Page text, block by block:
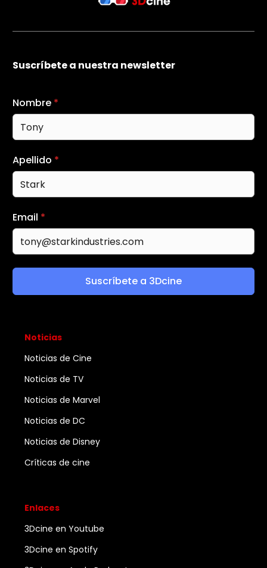
Suscríbete a nuestra newsletter
Nombre *
Apellido *
Email *
Suscríbete a 3Dcine
Noticias
Noticias de Cine
Noticias de TV
Noticias de Marvel
Noticias de DC
Noticias de Disney
Críticas de cine
Enlaces
3Dcine en Youtube
3Dcine en Spotify